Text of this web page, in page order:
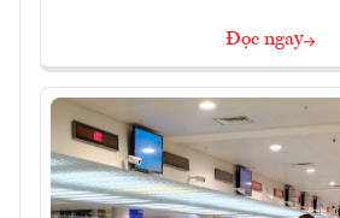
Đọc ngay